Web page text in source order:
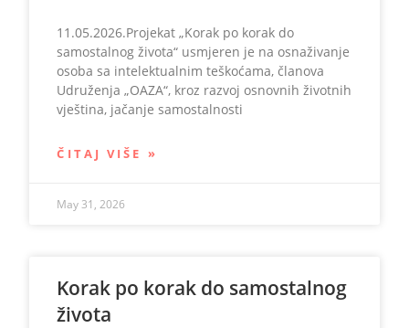
11.05.2026.Projekat „Korak po korak do
samostalnog života“ usmjeren je na osnaživanje
osoba sa intelektualnim teškoćama, članova
Udruženja „OAZA“, kroz razvoj osnovnih životnih
vještina, jačanje samostalnosti
ČITAJ VIŠE »
May 31, 2026
Korak po korak do samostalnog
života